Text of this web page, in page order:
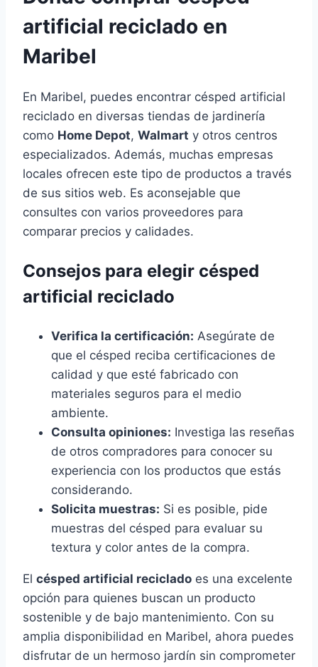
artificial reciclado en
Maribel
En Maribel, puedes encontrar césped artificial
reciclado en diversas tiendas de jardinería
como Home Depot, Walmart y otros centros
especializados. Además, muchas empresas
locales ofrecen este tipo de productos a través
de sus sitios web. Es aconsejable que
consultes con varios proveedores para
comparar precios y calidades.
Consejos para elegir césped
artificial reciclado
Verifica la certificación: Asegúrate de
que el césped reciba certificaciones de
calidad y que esté fabricado con
materiales seguros para el medio
ambiente.
Consulta opiniones: Investiga las reseñas
de otros compradores para conocer su
experiencia con los productos que estás
considerando.
Solicita muestras: Si es posible, pide
muestras del césped para evaluar su
textura y color antes de la compra.
El césped artificial reciclado es una excelente
opción para quienes buscan un producto
sostenible y de bajo mantenimiento. Con su
amplia disponibilidad en Maribel, ahora puedes
disfrutar de un hermoso jardín sin comprometer